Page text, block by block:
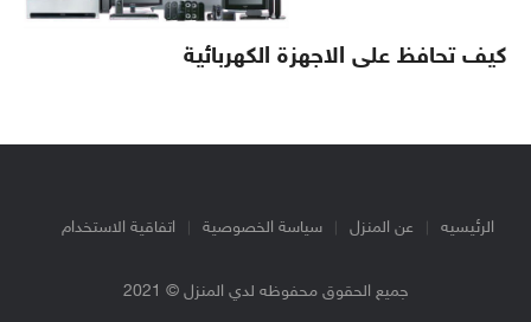
كيف تحافظ على الاجهزة الكهربائية
الرئيسيه عن المنزل سياسة الخصوصية اتفاقية الاستخدام
جميع الحقوق محفوظه لدي المنزل © 2021